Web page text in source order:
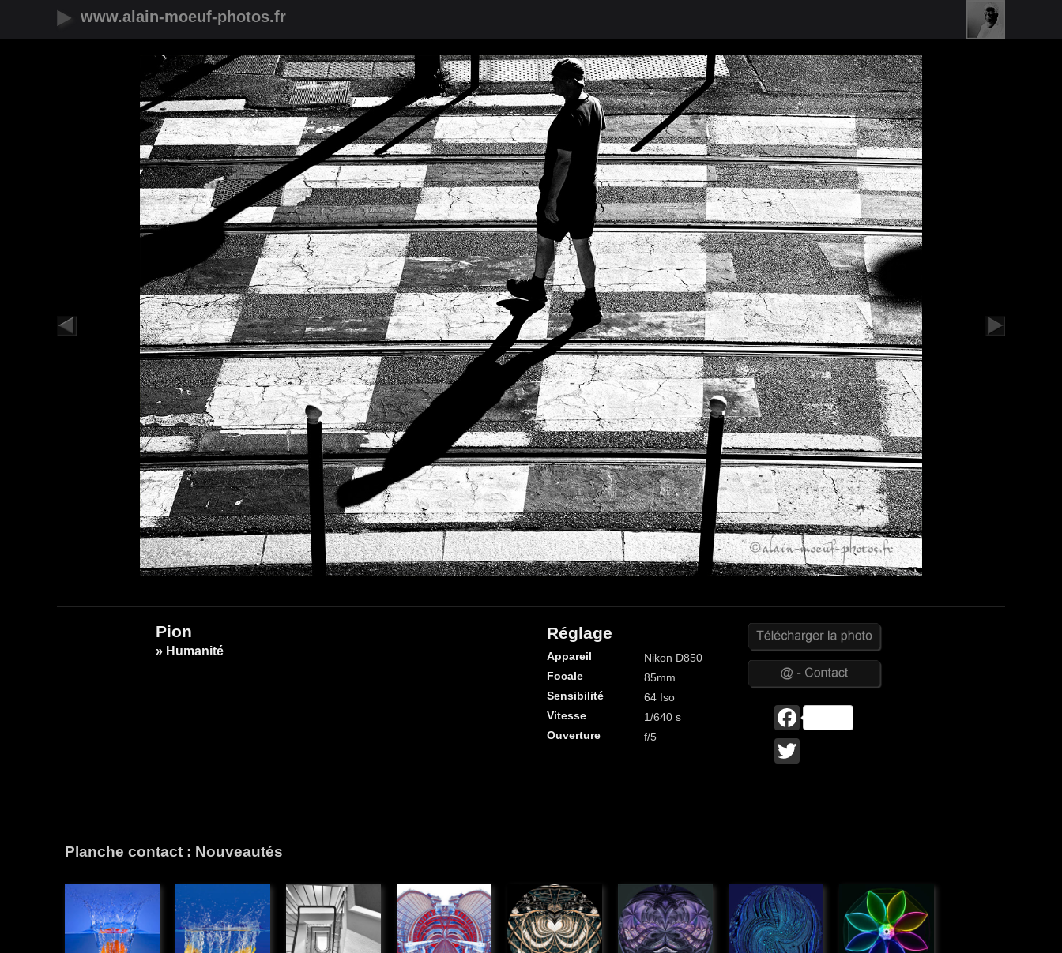
www.alain-moeuf-photos.fr
Nouveautés
Panoramique
Microcosmos
Graphique
Illustrations
Humanité
Pion
» Humanité
Réglage
Appareil
Nikon D850
Focale
85mm
Sensibilité
64 Iso
Vitesse
1/640 s
Ouverture
f/5
Facebook
Planche contact : Nouveautés
Plouf
orange
» Illustations
Plouf
banane
» Illustations
Escalier
» Graphique
Anamorphose
» Graphique
Anamorphose
» Graphique
Anamorphose
» Graphique
Anamorphose
» Graphique
Rotation de
verre
» Graphique